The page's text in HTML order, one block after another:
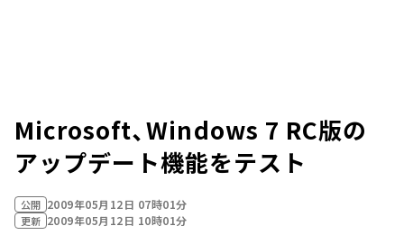
Microsoft、Windows 7 RC版の
アップデート機能をテスト
公開 2009年05月12日 07時01分
更新 2009年05月12日 10時01分